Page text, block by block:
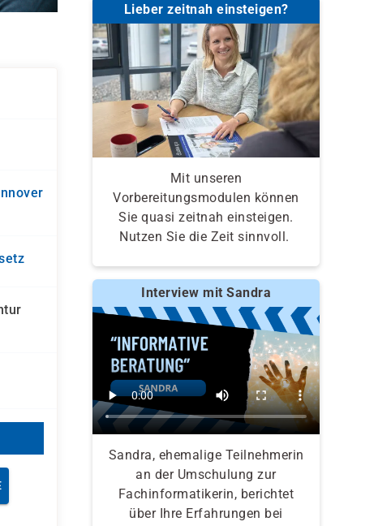
Lieber zeitnah einsteigen?
Mit unseren
Vorbereitungsmodulen können
Sie quasi zeitnah einsteigen.
Nutzen Sie die Zeit sinnvoll.
Interview mit Sandra
Sandra, ehemalige Teilnehmerin
an der Umschulung zur
Fachinformatikerin, berichtet
über Ihre Erfahrungen bei